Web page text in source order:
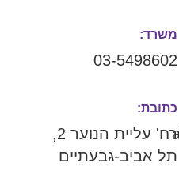
משרד:
03-5498602
כתובת:
רח' עליית הנוער 2,
תל אביב-גבעתיים